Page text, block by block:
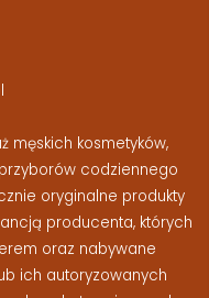
męskich kosmetyków,
codziennego
oryginalne produkty
producenta, których
oraz nabywane
ich autoryzowanych